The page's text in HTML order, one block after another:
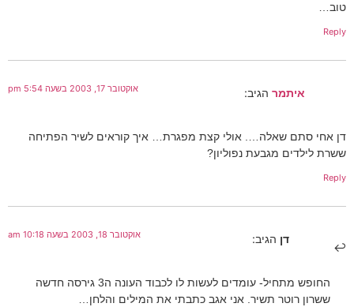
טוב…
Reply
איתמר הגיב: אוקטובר 17, 2003 בשעה 5:54 pm
דן אחי סתם שאלה…. אולי קצת מפגרת… איך קוראים לשיר הפתיחה
ששרת לילדים מגבעת נפוליון?
Reply
דן הגיב: אוקטובר 18, 2003 בשעה 10:18 am
החופש מתחיל- עומדים לעשות לו לכבוד העונה ה3 גירסה חדשה
ששרון רוטר תשיר. אני אגב כתבתי את המילים והלחן…